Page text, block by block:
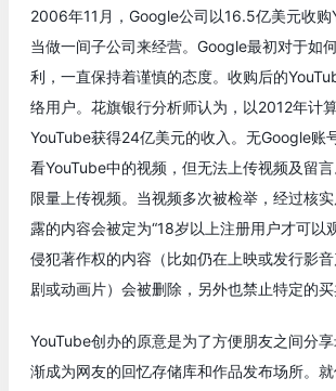
2006年11月，Google公司以16.5亿美元收购
当做一间子公司来经营。Google最初对于如
利，一直保持着谨慎的态度。收购后的
络用户。花旗银行分析师认为，以2012年计
YouTube获得24亿美元的收入。无Google账
看YouTube中的视频，但无法上传视频及留
限量上传视频。当视频多次被检举，经过核
露的内容会被定为“18岁以上注册用户才可以
侵犯著作权的内容（比如仍在上映或发行影
剧或动画片）会被删除，另外也禁止特定的买
YouTube创办的原意是为了方便朋友之间分
渐成为网友的回忆存储库和作品发布场所。